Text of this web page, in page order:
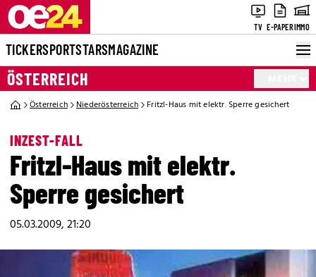
TV E-PAPERIMMO
TICKERSPORTSTARSMAGAZINE
ÖSTERREICH
Österreich Niederösterreich Fritzl-Haus mit elektr. Sperre gesichert
INZEST-FALL
Fritzl-Haus mit elektr.
Sperre gesichert
05.03.2009, 21:20